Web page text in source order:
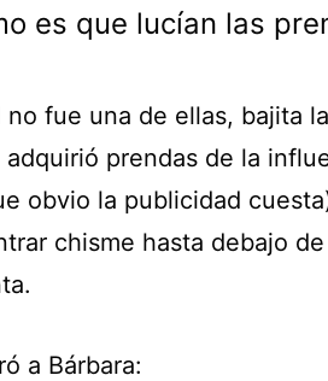
es que lucían las
no fue una de ellas, bajita
prendas de la
obvio la publicidad
chisme hasta debajo
a Bárbara: